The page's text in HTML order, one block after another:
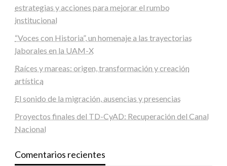
estrategias y acciones para mejorar el rumbo
institucional
“Voces con Historia”, un homenaje a las trayectorias
laborales en la UAM-X
Raíces y mareas: origen, transformación y creación
artística
El sonido de la migración, ausencias y presencias
Proyectos finales del TD-CyAD: Recuperación del Canal
Nacional
Comentarios recientes